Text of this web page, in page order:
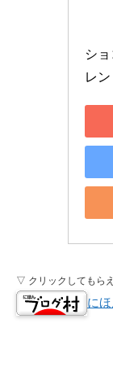
シ
レ
▽ クリックしてもら
に